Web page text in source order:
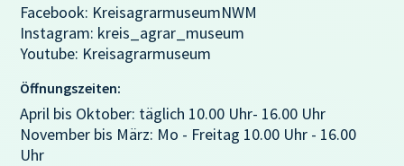
Facebook: KreisagrarmuseumNWM
Instagram: kreis_agrar_museum
Youtube: Kreisagrarmuseum
Öffnungszeiten:
April bis Oktober: täglich 10.00 Uhr- 16.00 Uhr
November bis März: Mo - Freitag 10.00 Uhr - 16.00
Uhr